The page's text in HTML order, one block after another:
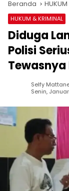
Beranda HUKUM
HUKUM & KRIMINAL
Diduga
Polisi
Selfy
Senin,